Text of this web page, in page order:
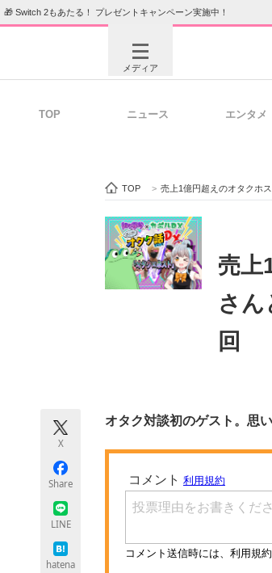
🎁 Switch 2もあたる！ プレゼントキャンペーン実施中！
メディア
ビジネスと働き方のヒント
ITエンジニア向け専門サイト
ちょっと気になるネットの話題
TOP ニュース エンタメ
TOP > 売上1億円超えのオタクホ
売上
さん
回
X
Share
LINE
hatena
オタク対談初のゲスト。思